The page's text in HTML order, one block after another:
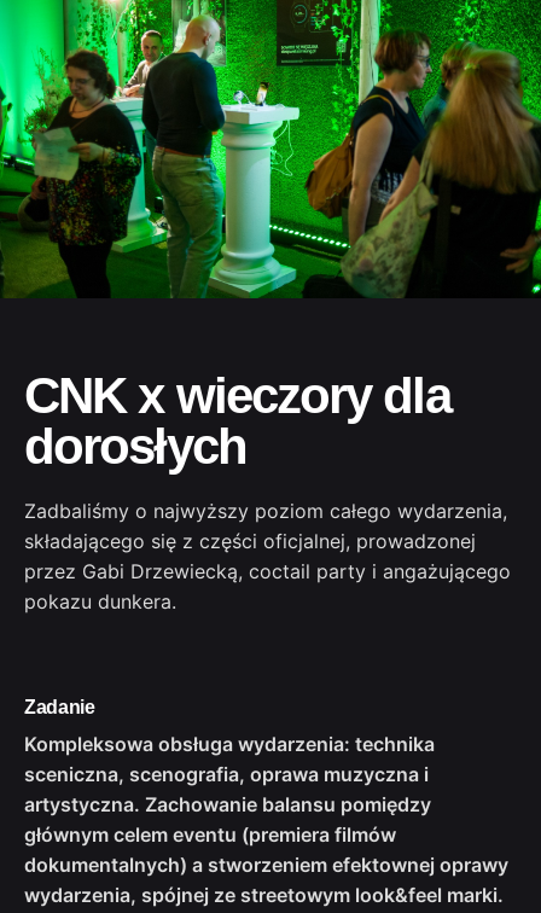
CNK x wieczory dla
dorosłych
Zadbaliśmy o najwyższy poziom całego wydarzenia,
składającego się z części oficjalnej, prowadzonej
przez Gabi Drzewiecką, coctail party i angażującego
pokazu dunkera.
Zadanie
Kompleksowa obsługa wydarzenia: technika
sceniczna, scenografia, oprawa muzyczna i
artystyczna. Zachowanie balansu pomiędzy
głównym celem eventu (premiera filmów
dokumentalnych) a stworzeniem efektownej oprawy
wydarzenia, spójnej ze streetowym look&feel marki.